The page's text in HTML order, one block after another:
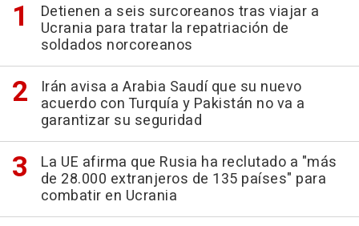
Detienen a seis surcoreanos tras viajar a
Ucrania para tratar la repatriación de
soldados norcoreanos
Irán avisa a Arabia Saudí que su nuevo
acuerdo con Turquía y Pakistán no va a
garantizar su seguridad
La UE afirma que Rusia ha reclutado a "más
de 28.000 extranjeros de 135 países" para
combatir en Ucrania